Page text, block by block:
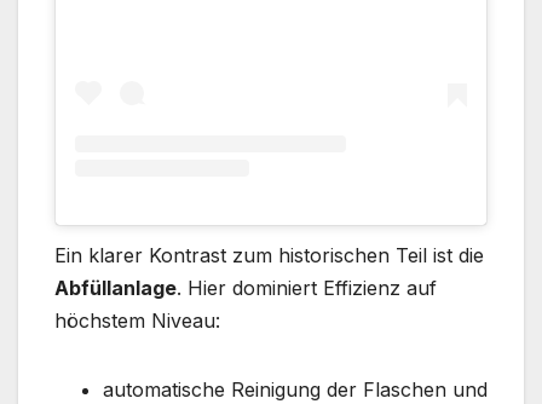
Ein klarer Kontrast zum historischen Teil ist die
Abfüllanlage. Hier dominiert Effizienz auf
höchstem Niveau:
automatische Reinigung der Flaschen und